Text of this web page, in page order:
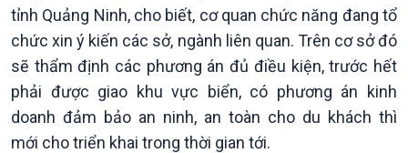
tỉnh Quảng Ninh, cho biết, cơ quan chức năng đang tổ
chức xin ý kiến các sở, ngành liên quan. Trên cơ sở đó
sẽ thẩm định các phương án đủ điều kiện, trước hết
phải được giao khu vực biển, có phương án kinh
doanh đảm bảo an ninh, an toàn cho du khách thì
mới cho triển khai trong thời gian tới.